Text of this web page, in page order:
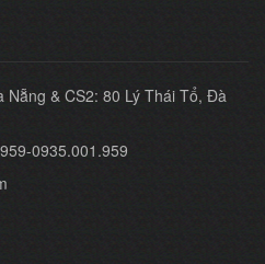
& CS2: 80 Lý Thái Tổ, Đà
0935.001.959